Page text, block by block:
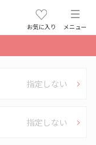
お気に入り メニュー
指定しない
指定しない